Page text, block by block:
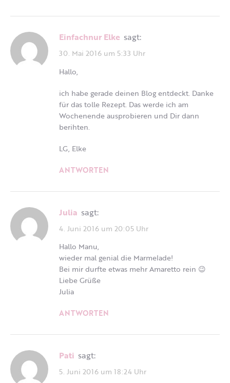
Einfachnur Elke sagt:
30. Mai 2016 um 5:33 Uhr
Hallo,
ich habe gerade deinen Blog entdeckt. Danke
für das tolle Rezept. Das werde ich am
Wochenende ausprobieren und Dir dann
berihten.
LG, Elke
ANTWORTEN
Julia sagt:
4. Juni 2016 um 20:05 Uhr
Hallo Manu,
wieder mal genial die Marmelade!
Bei mir durfte etwas mehr Amaretto rein 😉
Liebe Grüße
Julia
ANTWORTEN
Pati sagt:
5. Juni 2016 um 18:24 Uhr